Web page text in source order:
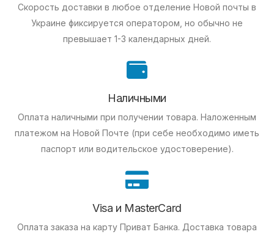
Скорость доставки в любое отделение Новой почты в
Украине фиксируется оператором, но обычно не
превышает 1-3 календарных дней.
Наличными
Оплата наличными при получении товара. Наложенным
платежом на Новой Почте (при себе необходимо иметь
паспорт или водительское удостоверение).
Visa и MasterCard
Оплата заказа на карту Приват Банка. Доставка товара